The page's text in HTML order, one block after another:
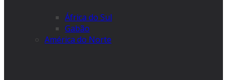
África do Sul
Gabão
América do Norte